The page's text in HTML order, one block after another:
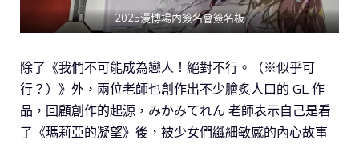
2025漫博場內簽名會簽名板
除了《我們不可能成為戀人！絕對不行。（※似乎可
行？）》外，兩位老師也創作出不少膾炙人口的 GL 作
品，回顧創作的起源，みかみてれん 老師表示自己是看
了《瑪莉亞的凝望》後，被少女們纖細敏感的內心故事